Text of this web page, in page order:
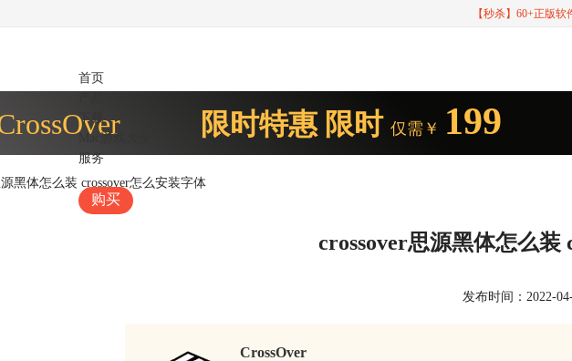
【秒杀】60+正版
首页
下载
Mac游戏大全
服务
购买
限时特惠 限时 仅需￥ 199
源黑体怎么装 crossover怎么安装字体
crossover思源黑体怎么装
发布时间：2022-
CrossOver